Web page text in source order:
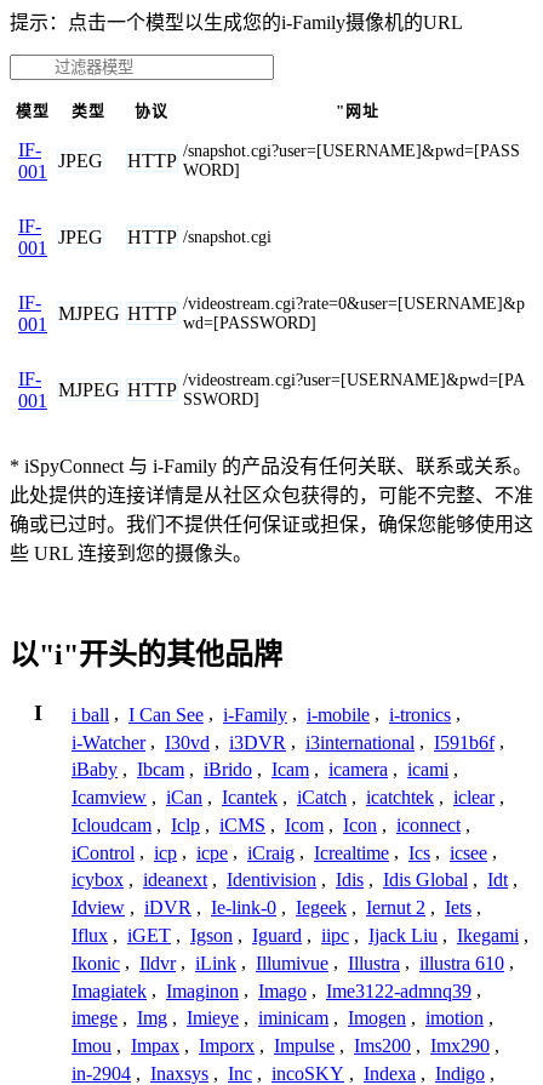
提示：点击一个模型以生成您的i-Family摄像机的URL
模型 类型 协议 "网址
IF-
001
JPEG HTTP /snapshot.cgi?user=[USERNAME]&pwd=[PASS
WORD]
IF-
001
JPEG HTTP /snapshot.cgi
IF-
001
MJPEG HTTP /videostream.cgi?rate=0&user=[USERNAME]&p
wd=[PASSWORD]
IF-
001
MJPEG HTTP /videostream.cgi?user=[USERNAME]&pwd=[PA
SSWORD]
* iSpyConnect 与 i-Family 的产品没有任何关联、联系或关系。
此处提供的连接详情是从社区众包获得的，可能不完整、不准
确或已过时。我们不提供任何保证或担保，确保您能够使用这
些 URL 连接到您的摄像头。
以"i"开头的其他品牌
I i ball , I Can See , i-Family , i-mobile , i-tronics ,
i-Watcher , I30vd , i3DVR , i3international , I591b6f ,
iBaby , Ibcam , iBrido , Icam , icamera , icami ,
Icamview , iCan , Icantek , iCatch , icatchtek , iclear ,
Icloudcam , Iclp , iCMS , Icom , Icon , iconnect ,
iControl , icp , icpe , iCraig , Icrealtime , Ics , icsee ,
icybox , ideanext , Identivision , Idis , Idis Global , Idt ,
Idview , iDVR , Ie-link-0 , Iegeek , Iernut 2 , Iets ,
Iflux , iGET , Igson , Iguard , iipc , Ijack Liu , Ikegami ,
Ikonic , Ildvr , iLink , Illumivue , Illustra , illustra 610 ,
Imagiatek , Imaginon , Imago , Ime3122-admnq39 ,
imege , Img , Imieye , iminicam , Imogen , imotion ,
Imou , Impax , Imporx , Impulse , Ims200 , Imx290 ,
in-2904 , Inaxsys , Inc , incoSKY , Indexa , Indigo ,